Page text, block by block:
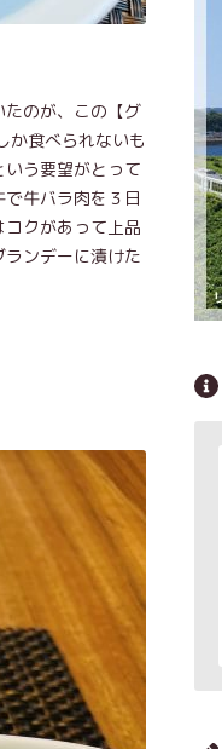
のが、この【グ
か食べられないも
う要望がとって
牛バラ肉を３日
クがあって上品
ンデーに漬けた